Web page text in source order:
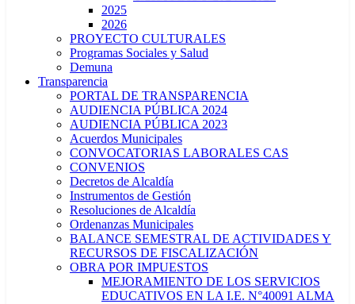
2025
2026
PROYECTO CULTURALES
Programas Sociales y Salud
Demuna
Transparencia
PORTAL DE TRANSPARENCIA
AUDIENCIA PÚBLICA 2024
AUDIENCIA PÚBLICA 2023
Acuerdos Municipales
CONVOCATORIAS LABORALES CAS
CONVENIOS
Decretos de Alcaldía
Instrumentos de Gestión
Resoluciones de Alcaldía
Ordenanzas Municipales
BALANCE SEMESTRAL DE ACTIVIDADES Y
RECURSOS DE FISCALIZACIÓN
OBRA POR IMPUESTOS
MEJORAMIENTO DE LOS SERVICIOS
EDUCATIVOS EN LA I.E. N°40091 ALMA